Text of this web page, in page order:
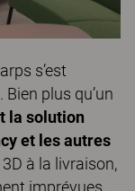
s’est
. Bien plus qu’un
la solution
et les autres
à la livraison,
imprévues,